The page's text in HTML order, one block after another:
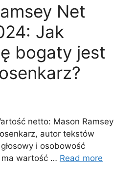
Net
Jak
bogaty jest
netto: Mason Ramsey
autor tekstów
i osobowość
wartość … Read more